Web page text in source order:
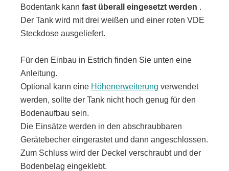
Bodentank kann fast überall eingesetzt werden .
Der Tank wird mit drei weißen und einer roten VDE
Steckdose ausgeliefert.
Für den Einbau in Estrich finden Sie unten eine
Anleitung.
Optional kann eine Höhenerweiterung verwendet
werden, sollte der Tank nicht hoch genug für den
Bodenaufbau sein.
Die Einsätze werden in den abschraubbaren
Gerätebecher eingerastet und dann angeschlossen.
Zum Schluss wird der Deckel verschraubt und der
Bodenbelag eingeklebt.